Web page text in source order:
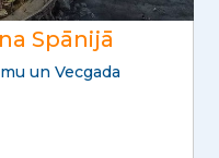
Spānijā
un Vecgada